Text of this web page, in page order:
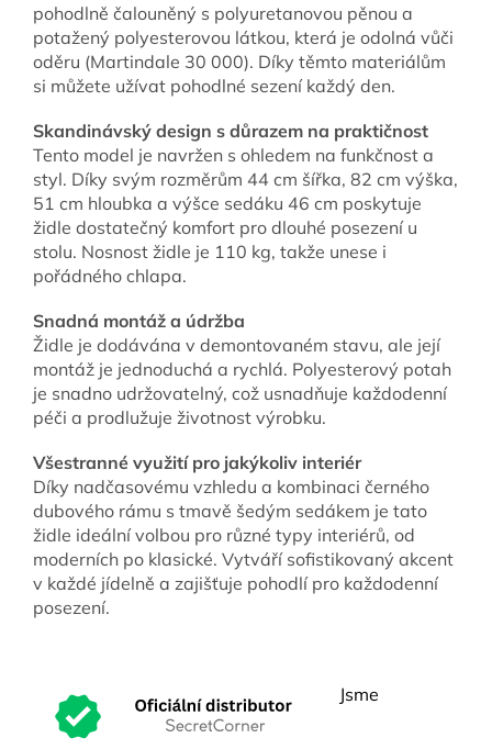
pohodlně čalouněný s polyuretanovou pěnou a
potažený polyesterovou látkou, která je odolná vůči
oděru (Martindale 30 000). Díky těmto materiálům
si můžete užívat pohodlné sezení každý den.
Skandinávský design s důrazem na praktičnost
Tento model je navržen s ohledem na funkčnost a
styl. Díky svým rozměrům 44 cm šířka, 82 cm výška,
51 cm hloubka a výšce sedáku 46 cm poskytuje
židle dostatečný komfort pro dlouhé posezení u
stolu. Nosnost židle je 110 kg, takže unese i
pořádného chlapa.
Snadná montáž a údržba
Židle je dodávána v demontovaném stavu, ale její
montáž je jednoduchá a rychlá. Polyesterový potah
je snadno udržovatelný, což usnadňuje každodenní
péči a prodlužuje životnost výrobku.
Všestranné využití pro jakýkoliv interiér
Díky nadčasovému vzhledu a kombinaci černého
dubového rámu s tmavě šedým sedákem je tato
židle ideální volbou pro různé typy interiérů, od
moderních po klasické. Vytváří sofistikovaný akcent
v každé jídelně a zajišťuje pohodlí pro každodenní
posezení.
Jsme